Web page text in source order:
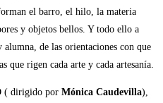
el barro, el hilo, la materia
y objetos bellos. Y todo ello a
alumna, de las orientaciones con que
que rigen cada arte y cada artesanía.
( dirigido por Mónica Caudevilla),